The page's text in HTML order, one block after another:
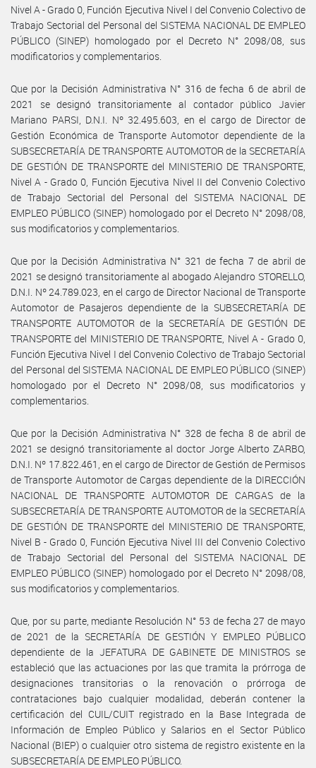
Nivel A - Grado 0, Función Ejecutiva Nivel I del Convenio Colectivo de
Trabajo Sectorial del Personal del SISTEMA NACIONAL DE EMPLEO
PÚBLICO (SINEP) homologado por el Decreto N° 2098/08, sus
modificatorios y complementarios.
Que por la Decisión Administrativa N° 316 de fecha 6 de abril de
2021 se designó transitoriamente al contador público Javier
Mariano PARSI, D.N.I. Nº 32.495.603, en el cargo de Director de
Gestión Económica de Transporte Automotor dependiente de la
SUBSECRETARÍA DE TRANSPORTE AUTOMOTOR de la SECRETARÍA
DE GESTIÓN DE TRANSPORTE del MINISTERIO DE TRANSPORTE,
Nivel A - Grado 0, Función Ejecutiva Nivel II del Convenio Colectivo
de Trabajo Sectorial del Personal del SISTEMA NACIONAL DE
EMPLEO PÚBLICO (SINEP) homologado por el Decreto N° 2098/08,
sus modificatorios y complementarios.
Que por la Decisión Administrativa N° 321 de fecha 7 de abril de
2021 se designó transitoriamente al abogado Alejandro STORELLO,
D.N.I. Nº 24.789.023, en el cargo de Director Nacional de Transporte
Automotor de Pasajeros dependiente de la SUBSECRETARÍA DE
TRANSPORTE AUTOMOTOR de la SECRETARÍA DE GESTIÓN DE
TRANSPORTE del MINISTERIO DE TRANSPORTE, Nivel A - Grado 0,
Función Ejecutiva Nivel I del Convenio Colectivo de Trabajo Sectorial
del Personal del SISTEMA NACIONAL DE EMPLEO PÚBLICO (SINEP)
homologado por el Decreto N° 2098/08, sus modificatorios y
complementarios.
Que por la Decisión Administrativa N° 328 de fecha 8 de abril de
2021 se designó transitoriamente al doctor Jorge Alberto ZARBO,
D.N.I. Nº 17.822.461, en el cargo de Director de Gestión de Permisos
de Transporte Automotor de Cargas dependiente de la DIRECCIÓN
NACIONAL DE TRANSPORTE AUTOMOTOR DE CARGAS de la
SUBSECRETARÍA DE TRANSPORTE AUTOMOTOR de la SECRETARÍA
DE GESTIÓN DE TRANSPORTE del MINISTERIO DE TRANSPORTE,
Nivel B - Grado 0, Función Ejecutiva Nivel III del Convenio Colectivo
de Trabajo Sectorial del Personal del SISTEMA NACIONAL DE
EMPLEO PÚBLICO (SINEP) homologado por el Decreto N° 2098/08,
sus modificatorios y complementarios.
Que, por su parte, mediante Resolución N° 53 de fecha 27 de mayo
de 2021 de la SECRETARÍA DE GESTIÓN Y EMPLEO PÚBLICO
dependiente de la JEFATURA DE GABINETE DE MINISTROS se
estableció que las actuaciones por las que tramita la prórroga de
designaciones transitorias o la renovación o prórroga de
contrataciones bajo cualquier modalidad, deberán contener la
certificación del CUIL/CUIT registrado en la Base Integrada de
Información de Empleo Público y Salarios en el Sector Público
Nacional (BIEP) o cualquier otro sistema de registro existente en la
SUBSECRETARÍA DE EMPLEO PÚBLICO.